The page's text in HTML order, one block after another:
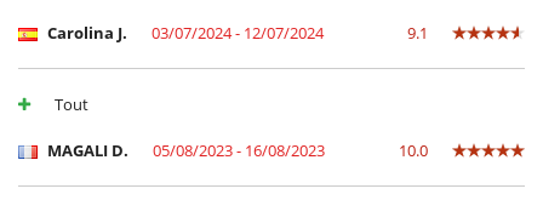
Carolina J. 03/07/2024 - 12/07/2024 9.1
Tout
MAGALI D. 05/08/2023 - 16/08/2023 10.0